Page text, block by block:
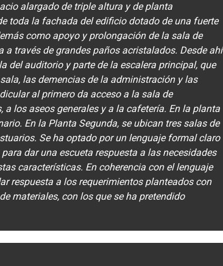
alargado de triple altura y de planta
toda la fachada del edificio dotado de una fuerte
como apoyo y prolongación de la sala de
a través de grandes paños acristalados. Desde ahí
del auditorio y parte de la escalera principal, que
las demencias de la administración y las
al primero da acceso a la sala de
a los aseos generales y a la cafetería. En la planta
En la Planta Segunda, se ubican tres salas de
Se ha optado por un lenguaje formal claro
dar una escueta respuesta a las necesidades
características. En coherencia con el lenguaje
respuesta a los requerimientos planteados con
materiales, con los que se ha pretendido